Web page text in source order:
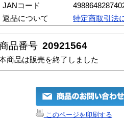
JANコード
返品について
特定商取引法
品番号 20921564
商品は販売を終了しました
このページを印刷する